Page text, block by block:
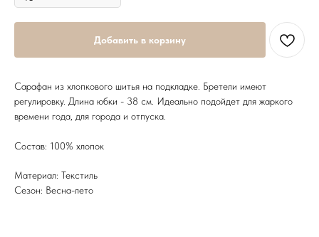
Добавить в корзину
Сарафан из хлопкового шитья на подкладке. Бретели имеют
регулировку. Длина юбки - 38 см. Идеально подойдет для жаркого
времени года, для города и отпуска.
Состав: 100% хлопок
Материал: Текстиль
Сезон: Весна-лето